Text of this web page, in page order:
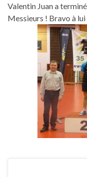
Valentin Juan a
Messieurs ! Bravo à lui